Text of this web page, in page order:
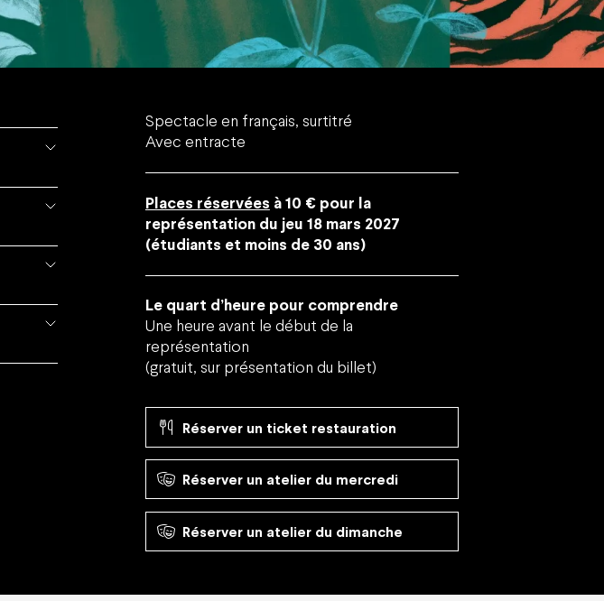
Spectacle en français, surtitré
Avec entracte
Places réservées à 10 € pour la
représentation du jeu 18 mars 2027
(étudiants et moins de 30 ans)
Le quart d’heure pour comprendre
Une heure avant le début de la
représentation
(gratuit, sur présentation du billet)
Réserver un ticket restauration
Réserver un atelier du mercredi
Réserver un atelier du dimanche
Location d'espaces
FAQ
Contact Inscrivez-vous à notre newsletter !